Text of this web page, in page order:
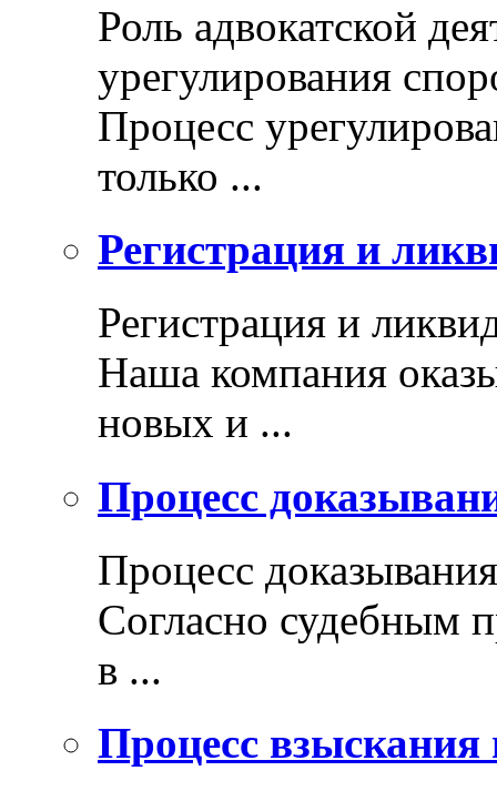
Роль адвокатской
урегулирования
Процесс
только ...
Регистрация и
Регистрация и
Наша компания
новых и ...
Процесс
Процесс доказывания
Согласно судебным
в ...
Процесс взыскания